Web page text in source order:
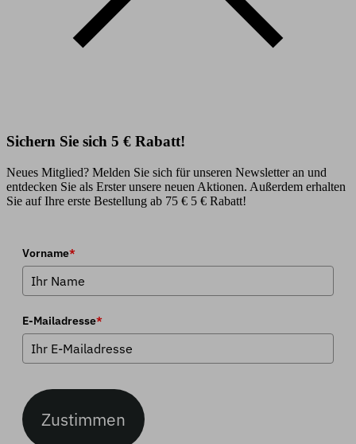
Sichern Sie sich 5 € Rabatt!
Neues Mitglied? Melden Sie sich für unseren Newsletter an und
entdecken Sie als Erster unsere neuen Aktionen. Außerdem erhalten
Sie auf Ihre erste Bestellung ab 75 € 5 € Rabatt!
Vorname*
E-Mailadresse*
Zustimmen